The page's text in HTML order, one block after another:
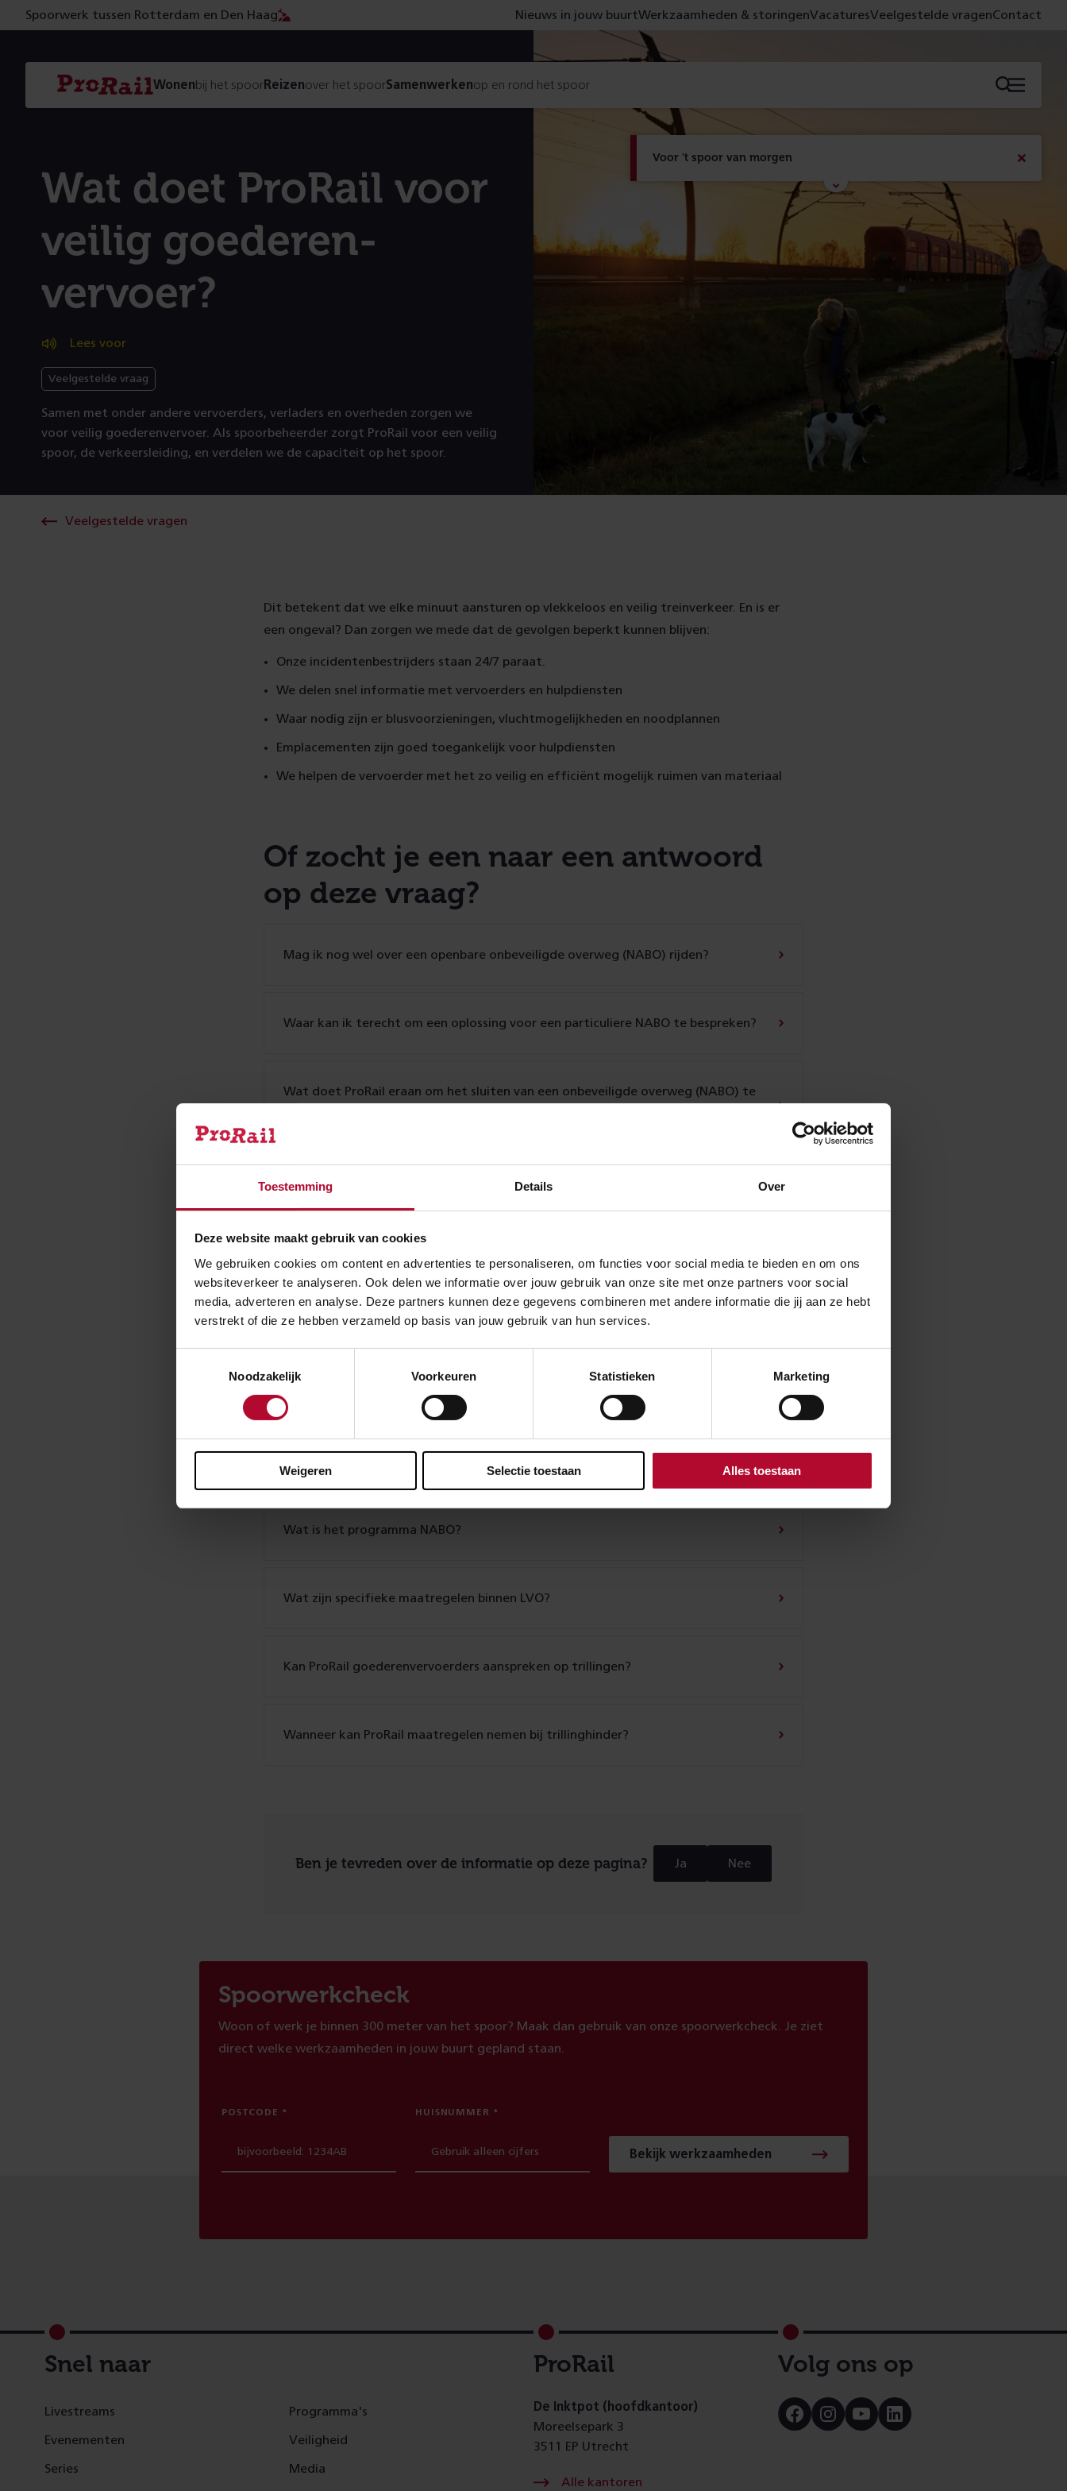
Toestemming Details Over
Deze website maakt gebruik van cookies
We gebruiken cookies om content en advertenties te personaliseren, om functies voor social media te bieden en om ons
websiteverkeer te analyseren. Ook delen we informatie over jouw gebruik van onze site met onze partners voor social
media, adverteren en analyse. Deze partners kunnen deze gegevens combineren met andere informatie die jij aan ze hebt
verstrekt of die ze hebben verzameld op basis van jouw gebruik van hun services.
Noodzakelijk
Voorkeuren Statistieken Marketing
Weigeren Selectie toestaan Alles toestaan
Voor 't spoor van morgen
Met de campagne 'Voor 't spoor naar morgen' laten
we zien wat er vandaag gebeurt en wat dat -
figuurlijk gezien - morgen oplevert.
Lees meer
Spoorwerk tussen Rotterdam en Den Haag Nieuws in jouw buurtWerkzaamheden & storingenVacaturesVeelgestelde vragenContact
Navigatie
Homepage
ProRail
Wonenbij het spoorReizenover het spoorSamenwerkenop en rond het spoor Menu
Wat doet ProRail voor
veilig goederen­
vervoer?
Lees voor
Veelgestelde vraag
Samen met onder andere vervoerders, verladers en over­heden zorgen we
voor veilig goederenvervoer. Als spoor­beheerder zorgt ProRail voor een veilig
spoor, de verkeers­leiding, en verdelen we de capaciteit op het spoor.
Veelgestelde vragen
Dit betekent dat we elke minuut aansturen op vlekkeloos en veilig trein­verkeer. En is er
een ongeval? Dan zorgen we mede dat de gevolgen beperkt kunnen blijven:
Onze incidentenbestrijders staan 24/7 paraat.
We delen snel informatie met vervoerders en hulp­diensten
Waar nodig zijn er blusvoorzieningen, vluchtmogelijkheden en noodplannen
Emplacementen zijn goed toegankelijk voor hulpdiensten
We helpen de vervoerder met het zo veilig en efficiënt mogelijk ruimen van materiaal
Of zocht je een naar een antwoord
op deze vraag?
Mag ik nog wel over een openbare onbeveiligde overweg (NABO) rijden?
Waar kan ik terecht om een oplossing voor een particuliere NABO te bespreken?
Wat doet ProRail eraan om het sluiten van een onbeveiligde overweg (NABO) te
Waarom sluit ProRail niet alle NABO's direct af?
Wat is het verschil tussen een openbare en een particuliere overweg (NABO)?
Waarom wil ProRail van alle overwegen af?
Wat is de rol van IenW in het programma NABO?
Wat is het programma NABO?
Wat zijn specifieke maatregelen binnen LVO?
Kan ProRail goederen­vervoerders aanspreken op trillingen?
Wanneer kan ProRail maatregelen nemen bij trillinghinder?
Ben je tevreden over de informatie op deze pagina? Ja Nee
Spoorwerkcheck
Woon of werk je binnen 300 meter van het spoor? Maak dan gebruik van onze spoorwerkcheck. Je ziet
direct welke werkzaamheden in jouw buurt gepland staan.
POSTCODE HUISNUMMER
Bekijk werkzaamheden
Footer
Snel naar
Livestreams
Evenementen
Series
Programma's
Veiligheid
Media
ProRail
De Inktpot (hoofdkantoor)
Moreelsepark 3
3511 EP Utrecht
Alle kantoren
Volg ons op
Bezoek
onze
Bezoek
onze
Bezoek
onze
Bezoek
onze